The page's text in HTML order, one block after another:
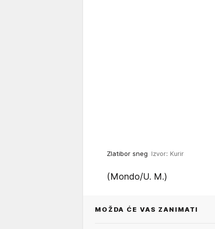
Zlatibor sneg Izvor: Kurir
(Mondo/U. M.)
MOŽDA ĆE VAS ZANIMATI